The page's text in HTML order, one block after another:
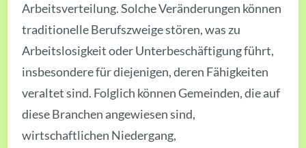
Arbeitsverteilung. Solche Veränderungen können
traditionelle Berufszweige stören, was zu
Arbeitslosigkeit oder Unterbeschäftigung führt,
insbesondere für diejenigen, deren Fähigkeiten
veraltet sind. Folglich können Gemeinden, die auf
diese Branchen angewiesen sind,
wirtschaftlichen Niedergang,